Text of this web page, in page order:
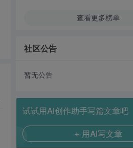
查看更多榜单
社区公告
暂无公告
试试用AI创作助手写篇文章吧
+ 用AI写文章